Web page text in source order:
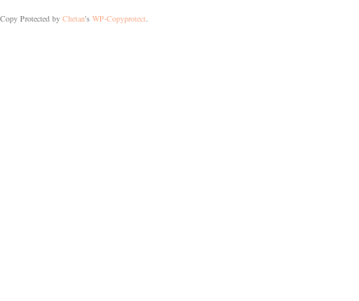
Copy Protected by Chetan's WP-Copyprotect